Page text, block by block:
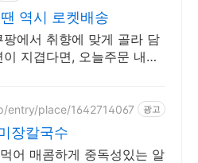
역시 로켓배송
에서 취향에 맞게 골라 담
지겹다면, 오늘주문 내일
entry/place/1642714067 광고
장칼국수
어 매콤하게 중독성있는 알